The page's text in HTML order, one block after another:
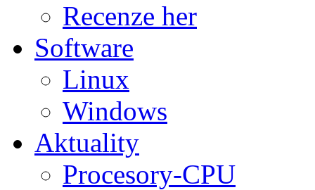
Recenze her
Software
Linux
Windows
Aktuality
Procesory-CPU